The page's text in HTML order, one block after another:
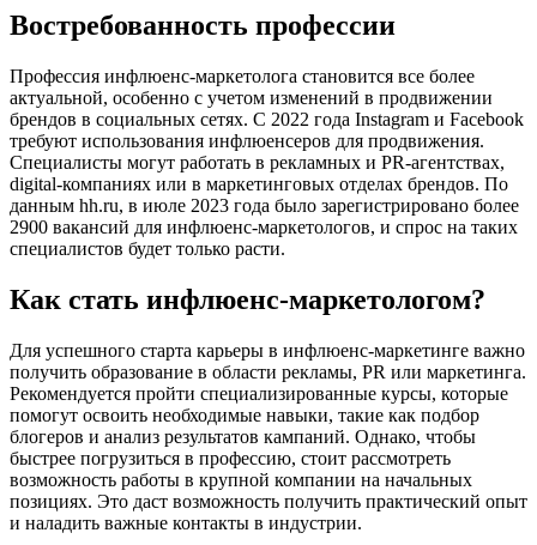
Востребованность профессии
Профессия инфлюенс-маркетолога становится все более
актуальной, особенно с учетом изменений в продвижении
брендов в социальных сетях. С 2022 года Instagram и Facebook
требуют использования инфлюенсеров для продвижения.
Специалисты могут работать в рекламных и PR-агентствах,
digital-компаниях или в маркетинговых отделах брендов. По
данным hh.ru, в июле 2023 года было зарегистрировано более
2900 вакансий для инфлюенс-маркетологов, и спрос на таких
специалистов будет только расти.
Как стать инфлюенс-маркетологом?
Для успешного старта карьеры в инфлюенс-маркетинге важно
получить образование в области рекламы, PR или маркетинга.
Рекомендуется пройти специализированные курсы, которые
помогут освоить необходимые навыки, такие как подбор
блогеров и анализ результатов кампаний. Однако, чтобы
быстрее погрузиться в профессию, стоит рассмотреть
возможность работы в крупной компании на начальных
позициях. Это даст возможность получить практический опыт
и наладить важные контакты в индустрии.